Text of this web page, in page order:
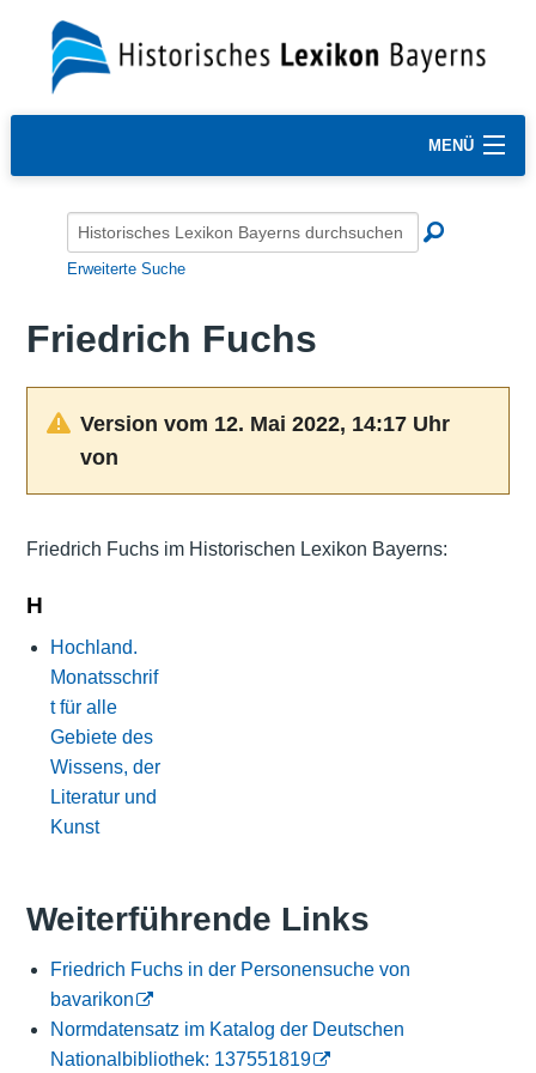
MENÜ
Erweiterte Suche
Friedrich Fuchs
Version vom 12. Mai 2022, 14:17 Uhr
von
Friedrich Fuchs im Historischen Lexikon Bayerns:
H
Hochland.
Monatsschrif
t für alle
Gebiete des
Wissens, der
Literatur und
Kunst
Weiterführende Links
Friedrich Fuchs in der Personensuche von
bavarikon
Normdatensatz im Katalog der Deutschen
Nationalbibliothek: 137551819